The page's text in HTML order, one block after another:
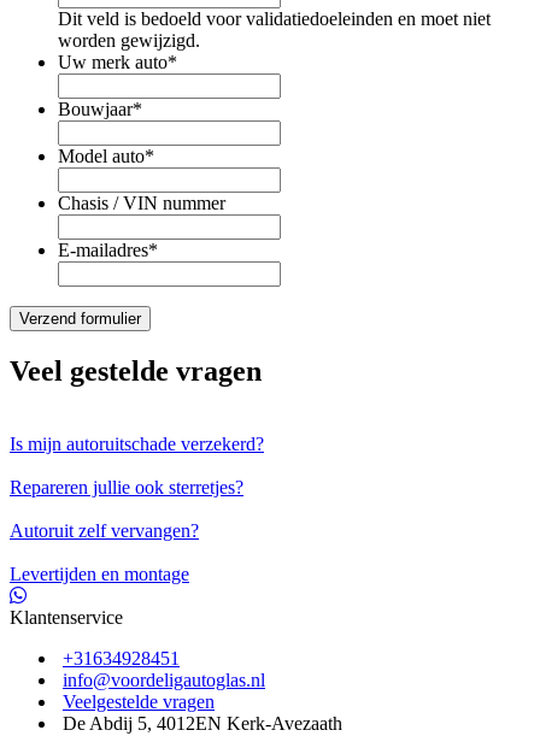
Dit veld is bedoeld voor validatiedoeleinden en moet niet
worden gewijzigd.
Uw merk auto*
Bouwjaar*
Model auto*
Chasis / VIN nummer
E-mailadres*
Veel gestelde vragen
Is mijn autoruitschade verzekerd?
Repareren jullie ook sterretjes?
Autoruit zelf vervangen?
Levertijden en montage
Klantenservice
+31634928451
info@voordeligautoglas.nl
Veelgestelde vragen
De Abdij 5, 4012EN Kerk-Avezaath